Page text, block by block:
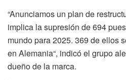
“Anunciamos un plan de
implica la supresión de 694
mundo para 2025. 369 de ellos
en Alemania“, indicó el grupo
dueño de la marca.